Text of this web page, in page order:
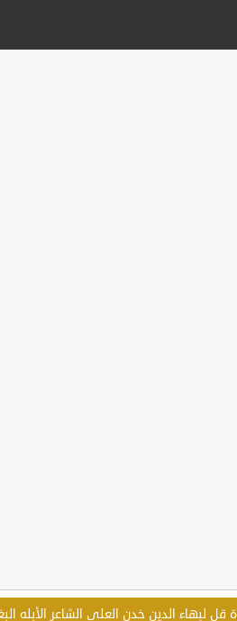
قل لبهاء الدين خدنِ العلى الشاعر الأبله